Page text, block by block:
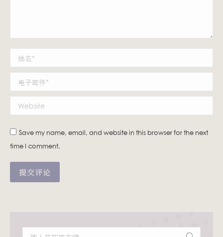
姓名 *
电子邮件 *
Website
Save my name, email, and website in this browser for the next
time I comment.
提交评论
Search: